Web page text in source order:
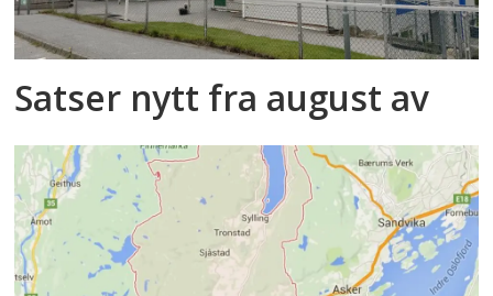
Satser nytt fra august av